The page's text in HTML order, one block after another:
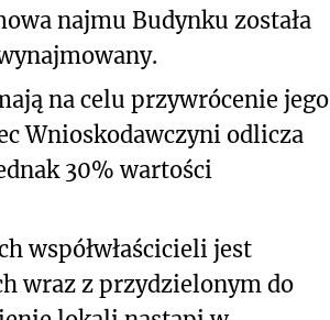
najmu Budynku została
na celu przywrócenie jego
Wnioskodawczyni odlicza
30% wartości
współwłaścicieli jest
wraz z przydzielonym do